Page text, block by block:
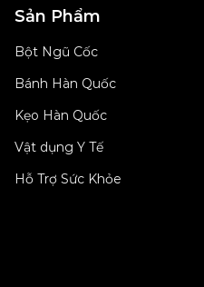
Sản Phẩm
Bột Ngũ Cốc
Bánh Hàn Quốc
Kẹo Hàn Quốc
Vật dụng Y Tế
Hỗ Trợ Sức Khỏe